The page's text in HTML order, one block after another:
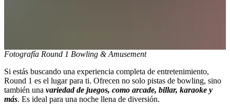
Fotografía Round 1 Bowling & Amusement
Si estás buscando una experiencia completa de entretenimiento,
Round 1 es el lugar para ti. Ofrecen no solo pistas de bowling, sino
también una variedad de juegos, como arcade, billar, karaoke y
más. Es ideal para una noche llena de diversión.